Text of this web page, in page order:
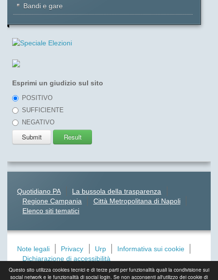
Questo sito utilizza cookies tecnici e di terze parti per funzionalità quali la condivisione sui
social network e le funzionalità di social login. Se non acconsenti all'utilizzo dei cookie di
Bandi e gare
Esprimi un giudizio sul sito
POSITIVO
SUFFICIENTE
NEGATIVO
Quotidiano PA
La bussola della trasparenza
Regione Campania
Città Metropolitana di Napoli
Elenco siti tematici
Note legali Privacy Urp
Informativa sui cookie
Dichiarazione di accessibilità